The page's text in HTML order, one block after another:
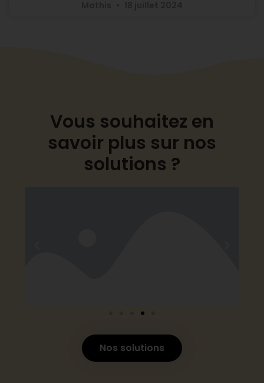
Vous souhaitez en
savoir plus sur nos
solutions ?
Nos solutions